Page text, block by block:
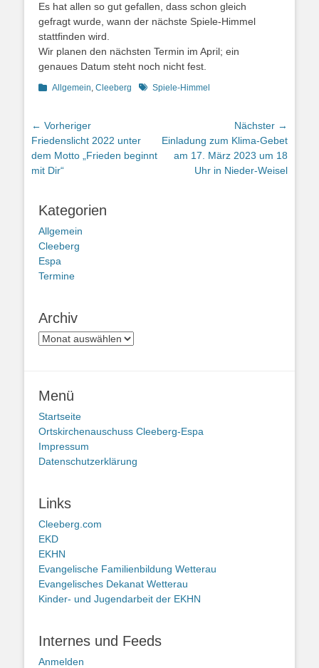
Es hat allen so gut gefallen, dass schon gleich
gefragt wurde, wann der nächste Spiele-Himmel
stattfinden wird.
Wir planen den nächsten Termin im April; ein
genaues Datum steht noch nicht fest.
Kategorien
Allgemein, Cleeberg Schlagworte
Spiele-Himmel
Beitragsnavigation
← Vorheriger
Vorheriger
Beitrag:
Friedenslicht 2022 unter
dem Motto „Frieden beginnt
mit Dir“
Nächster →
Nächster
Beitrag:
Einladung zum Klima-Gebet
am 17. März 2023 um 18
Uhr in Nieder-Weisel
Kategorien
Allgemein
Cleeberg
Espa
Termine
Archiv
Archiv
Menü
Startseite
Ortskirchenauschuss Cleeberg-Espa
Impressum
Datenschutzerklärung
Links
Cleeberg.com
EKD
EKHN
Evangelische Familienbildung Wetterau
Evangelisches Dekanat Wetterau
Kinder- und Jugendarbeit der EKHN
Internes und Feeds
Anmelden